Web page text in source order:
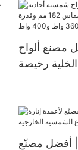
16BB، بقدرات 590 وات، 620
مصنع ألواح
رخيصة
واط
أفضل مصنّع